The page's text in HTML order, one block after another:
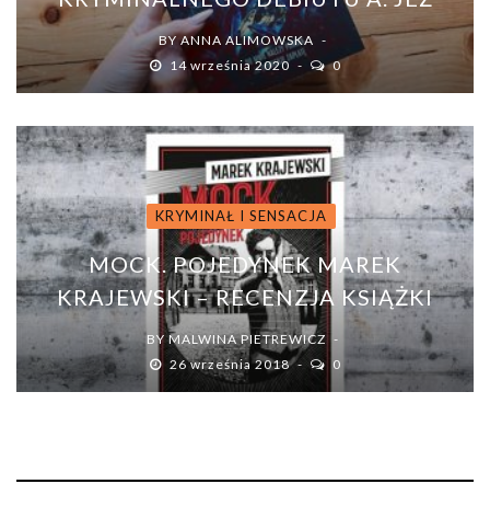
BYANNA ALIMOWSKA
14 września 2020
0
KRYMINAŁ I SENSACJA
MOCK. POJEDYNEK MAREK
KRAJEWSKI – RECENZJA KSIĄŻKI
BY MALWINA PIETREWICZ
26 września 2018
0